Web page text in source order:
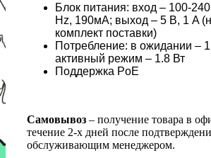
Блок питания: вход – 100-
Hz, 190мА; выход – 5 В, 1 A
комплект поставки)
Потребление: в ожидании –
активный режим – 1.8 Вт
Поддержка PoE
Самовывоз – получение товара в
течение 2-х дней после
обслуживающим менеджером.